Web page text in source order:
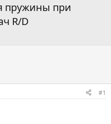
пружины при
R/D
#1